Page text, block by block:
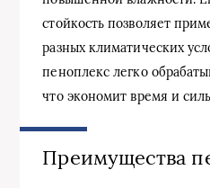
стойкость позволяет
разных климатических
пеноплекс легко
что экономит время и
Преимущества